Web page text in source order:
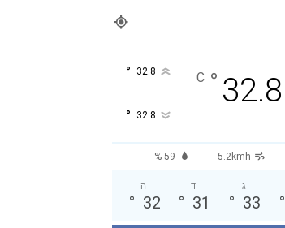
32.8
°
C
32.8
°
32.8
°
59 % 5.2kmh
°
ג
33
°
ד
31
°
ה
32
°